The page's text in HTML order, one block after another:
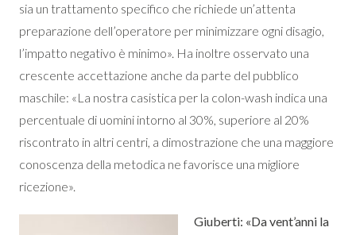
sia un trattamento specifico che richiede un’attenta
preparazione dell’operatore per minimizzare ogni disagio,
l’impatto negativo è minimo». Ha inoltre osservato una
crescente accettazione anche da parte del pubblico
maschile: «La nostra casistica per la colon-wash indica una
percentuale di uomini intorno al 30%, superiore al 20%
riscontrato in altri centri, a dimostrazione che una maggiore
conoscenza della metodica ne favorisce una migliore
ricezione».
Giuberti: «Da vent’anni la